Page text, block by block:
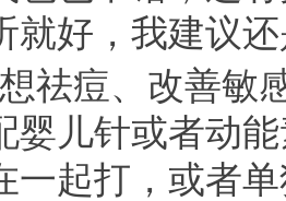
就好，我建议
祛痘、改善敏
婴儿针或者动
一起打，或者